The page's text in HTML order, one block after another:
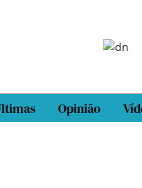
Opinião